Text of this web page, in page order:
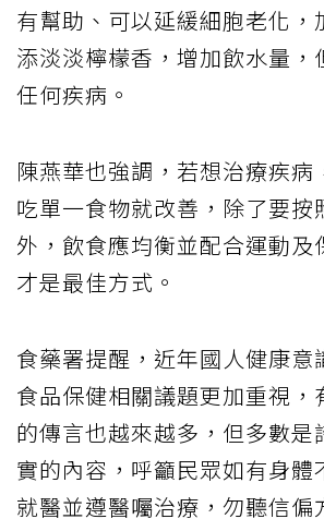
有幫助、可以延緩細胞老化，
添淡淡檸檬香，增加飲水量，
任何疾病。
陳燕華也強調，若想治療疾病
吃單一食物就改善，除了要按
外，飲食應均衡並配合運動及
才是最佳方式。
食藥署提醒，近年國人健康意
食品保健相關議題更加重視，
的傳言也越來越多，但多數是
實的內容，呼籲民眾如有身體
就醫並遵醫囑治療，勿聽信偏